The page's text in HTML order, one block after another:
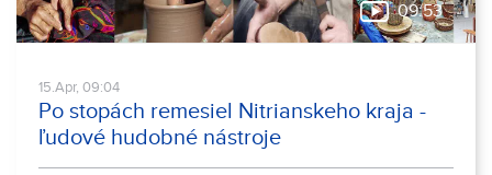
09:53
15.Apr, 09:04
Po stopách remesiel Nitrianskeho kraja -
ľudové hudobné nástroje